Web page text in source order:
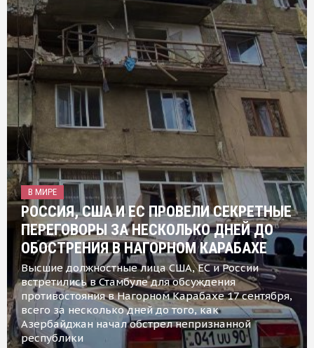
В МИРЕ
РОССИЯ, США И ЕС ПРОВЕЛИ СЕКРЕТНЫЕ
ПЕРЕГОВОРЫ ЗА НЕСКОЛЬКО ДНЕЙ ДО
ОБОСТРЕНИЯ В НАГОРНОМ КАРАБАХЕ
Высшие должностные лица США, ЕС и России
встретились в Стамбуле для обсуждения
противостояния в Нагорном Карабахе 17 сентября,
всего за несколько дней до того, как
Азербайджан начал обстрел непризнанной
республики